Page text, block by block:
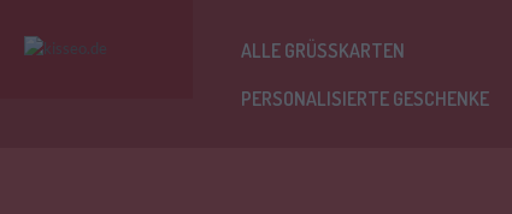
ALLE GRÜSSKARTEN
PERSONALISIERTE GESCHENKE